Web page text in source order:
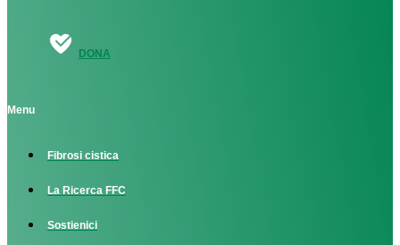
DONA
Menu
Fibrosi cistica
La Ricerca FFC
Sostienici